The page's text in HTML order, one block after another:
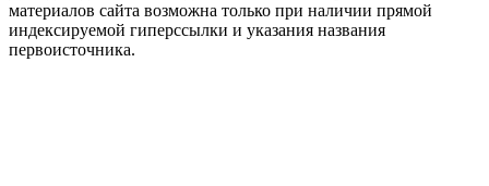
материалов сайта возможна только при наличии прямой
индексируемой гиперссылки и указания названия
первоисточника.